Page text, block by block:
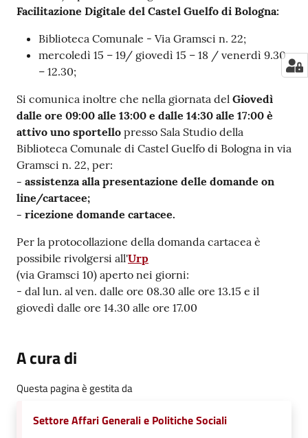
Facilitazione Digitale del Castel Guelfo di Bologna:
Biblioteca Comunale - Via Gramsci n. 22;
mercoledì 15 – 19/ giovedì 15 – 18 / venerdì 9.30
– 12.30;
Si comunica inoltre che nella giornata del Giovedì
dalle ore 09:00 alle 13:00 e dalle 14:30 alle 17:00 è
attivo uno sportello presso Sala Studio della
Biblioteca Comunale di Castel Guelfo di Bologna in via
Gramsci n. 22, per:
- assistenza alla presentazione delle domande on
line/cartacee;
- ricezione domande cartacee.
Per la protocollazione della domanda cartacea è
possibile rivolgersi all'Urp
(via Gramsci 10) aperto nei giorni:
- dal lun. al ven. dalle ore 08.30 alle ore 13.15 e il
giovedì dalle ore 14.30 alle ore 17.00
A cura di
Questa pagina è gestita da
Settore Affari Generali e Politiche Sociali